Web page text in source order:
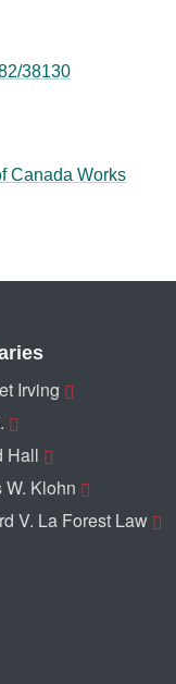
38130
Canada Works
Irving
Hall
W. Klohn
V. La Forest Law